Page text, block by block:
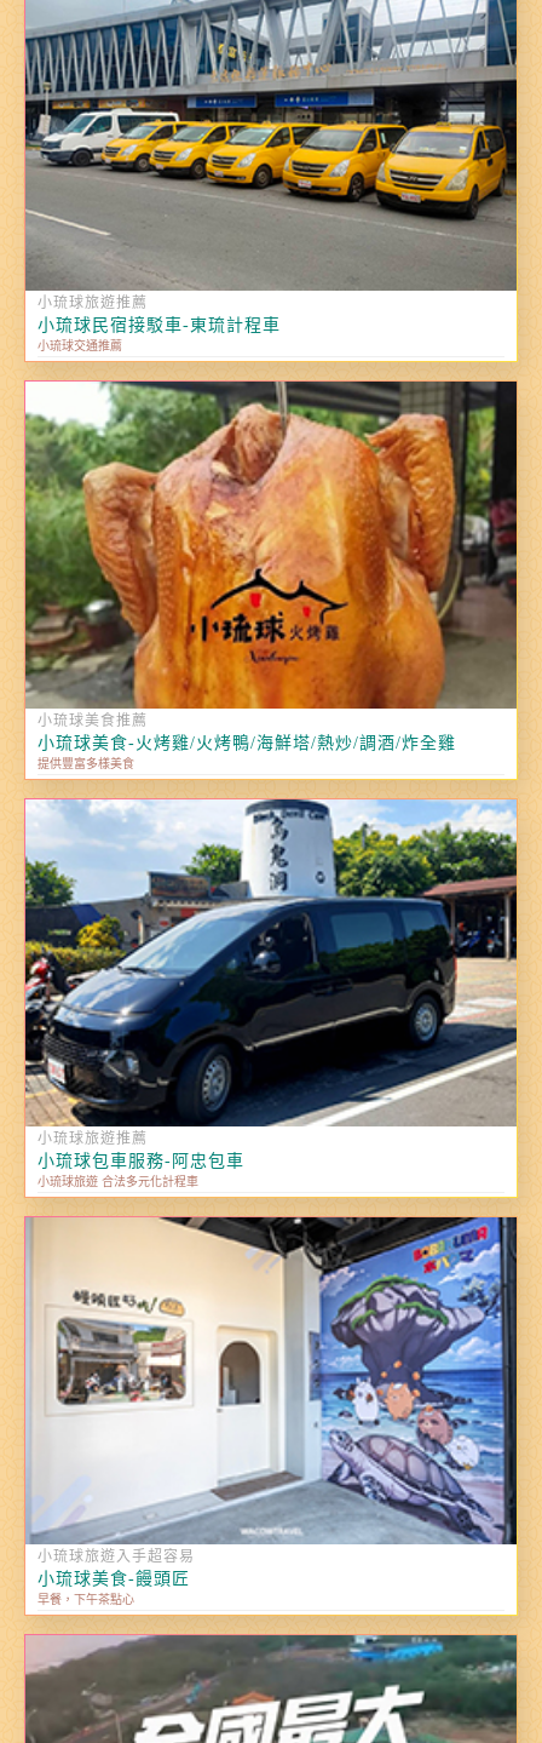
小琉球旅遊推薦
小琉球民宿接駁車-東琉計程車
小琉球交通推薦
小琉球美食推薦
小琉球美食-火烤雞/火烤鴨/海鮮塔/熱炒/調酒/炸全雞
提供豐富多樣美食
小琉球旅遊推薦
小琉球包車服務-阿忠包車
小琉球旅遊 合法多元化計程車
小琉球旅遊入手超容易
小琉球美食-饅頭匠
早餐，下午茶點心